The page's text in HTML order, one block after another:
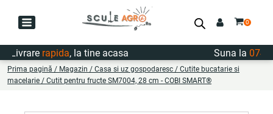
rapida, la tine acasa Suna la
Prima pagină / Magazin / Casa si uz gospodaresc / Cutite bucatarie si
macelarie / Cutit pentru fructe SM7004, 28 cm - COBI SMART®